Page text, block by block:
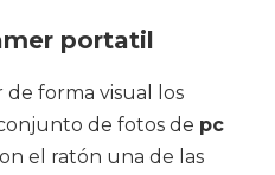
portatil
de forma visual los
de fotos de pc
el ratón una de las